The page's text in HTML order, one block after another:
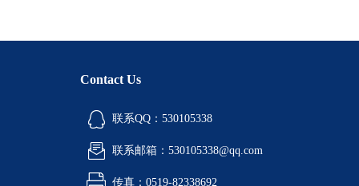
Contact Us
联系QQ：530105338
联系邮箱：530105338@qq.com
传真：0519-82338692